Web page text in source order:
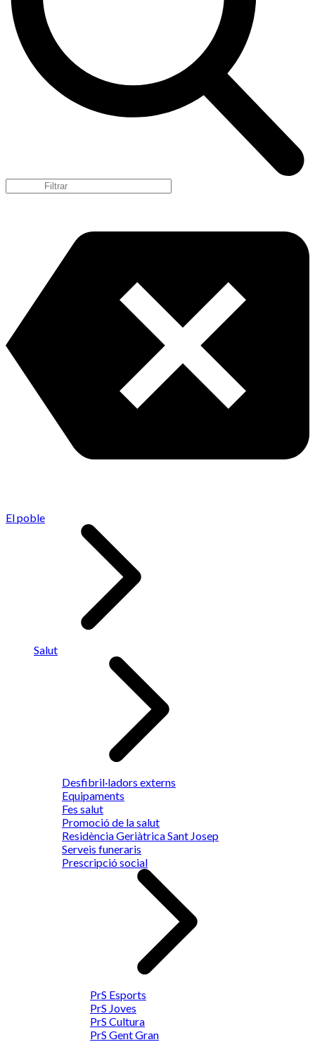
El poble
Salut
Desfibril·ladors externs
Equipaments
Fes salut
Promoció de la salut
Residència Geriàtrica Sant Josep
Serveis funeraris
Prescripció social
PrS Esports
PrS Joves
PrS Cultura
PrS Gent Gran